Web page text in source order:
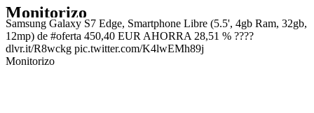
Monitorizo
Samsung Galaxy S7 Edge, Smartphone Libre (5.5', 4gb Ram, 32gb,
12mp) de #oferta 450,40 EUR AHORRA 28,51 % ????
dlvr.it/R8wckg pic.twitter.com/K4lwEMh89j
Monitorizo